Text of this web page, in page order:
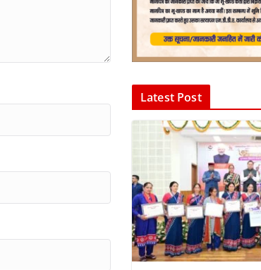
Latest Post